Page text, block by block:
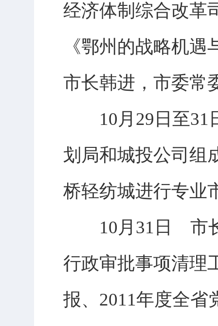
经济体制综合改革
《鄂州的战略机
市长韩进，市委常
10月29日至31
划局和城投公司组
桥轻纺城进行专业
10月31日 市长
行政审批事项清理
报、2011年度全省